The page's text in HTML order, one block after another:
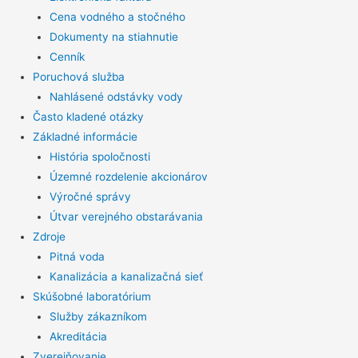
Cena vodného a stočného
Dokumenty na stiahnutie
Cenník
Poruchová služba
Nahlásené odstávky vody
Často kladené otázky
Základné informácie
História spoločnosti
Územné rozdelenie akcionárov
Výročné správy
Útvar verejného obstarávania
Zdroje
Pitná voda
Kanalizácia a kanalizačná sieť
Skúšobné laboratórium
Služby zákazníkom
Akreditácia